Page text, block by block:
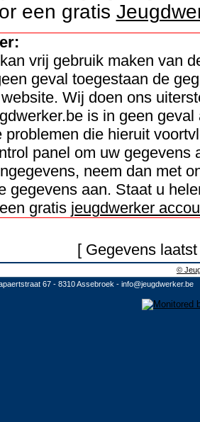
een gratis
vrij gebruik maken van
geval toegestaan de
Wij doen ons
is in geen
problemen die hieruit
panel om uw
neem dan met
gegevens aan. Staat u
gratis jeugdwerker
[ Gegevens
©
67 - 8310 Assebroek - info@jeugdwerker.be